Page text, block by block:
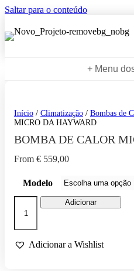
Saltar para o conteúdo
+ Menu
Início / Climatização / Bombas de
MICRO DA HAYWARD
BOMBA DE CALOR
From € 559,00
Modelo
Quantidade
DE
CALOR
Adicionar
Adicionar a Wishlist